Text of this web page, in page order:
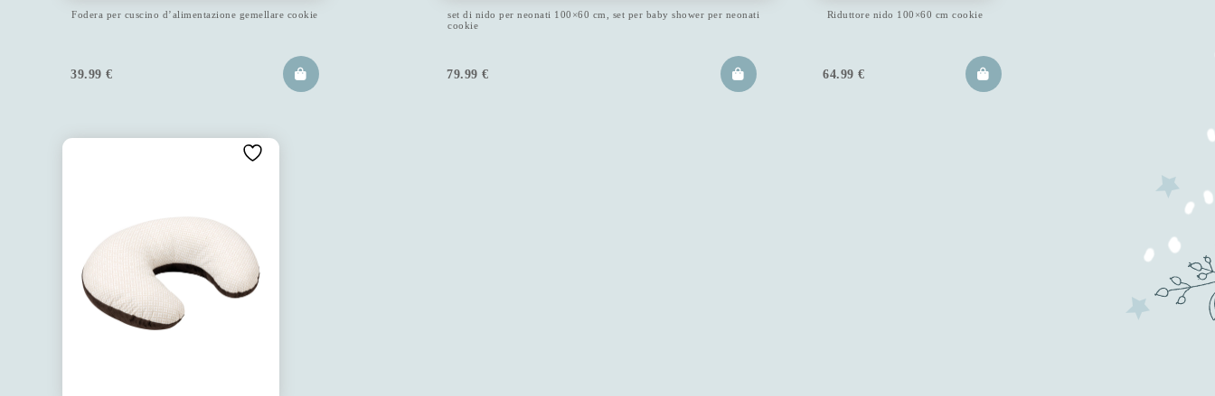
Fodera per cuscino d’alimentazione gemellare cookie
39.99 €
set di nido per neonati 100×60 cm, set per baby shower per neonati
cookie
79.99 €
Riduttore nido 100×60 cm cookie
64.99 €